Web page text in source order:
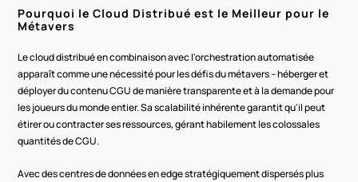
Pourquoi le Cloud Distribué est le Meilleur pour le
Métavers
Le cloud distribué en combinaison avec l'orchestration automatisée
apparaît comme une nécessité pour les défis du métavers – héberger et
déployer du contenu CGU de manière transparente et à la demande pour
les joueurs du monde entier. Sa scalabilité inhérente garantit qu'il peut
étirer ou contracter ses ressources, gérant habilement les colossales
quantités de CGU.
Avec des centres de données en edge stratégiquement dispersés plus